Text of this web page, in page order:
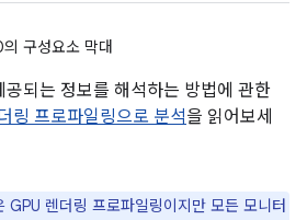
구성요소 막대
되는 정보를 해석하는 방법에 관한
링 프로파일링으로 분석을 읽어보세
GPU 렌더링 프로파일링이지만 모든 모니터